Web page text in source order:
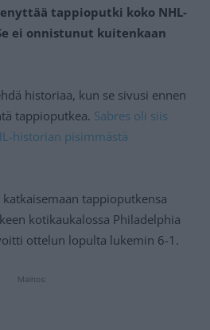
tappioputki koko NHL-
ei onnistunut kuitenkaan
historiaa, kun se sivusi ennen
tappioputkea. Sabres oli siis
historian pisimmästä
tappioputkensa
kotikaukalossa Philadelphia
ottelun lopulta lukemin 6-1.
Mainos: